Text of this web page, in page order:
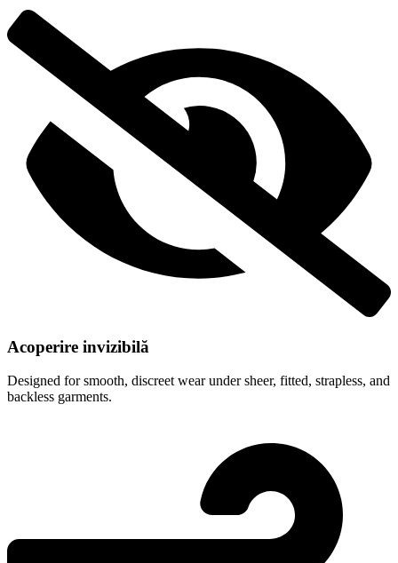
Acoperire invizibilă
Designed for smooth, discreet wear under sheer, fitted, strapless, and
backless garments.